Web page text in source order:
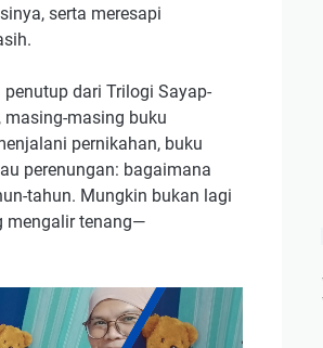
serta meresapi
dari Trilogi Sayap-
masing buku
pernikahan, buku
perenungan: bagaimana
tahun. Mungkin bukan lagi
mengalir tenang—